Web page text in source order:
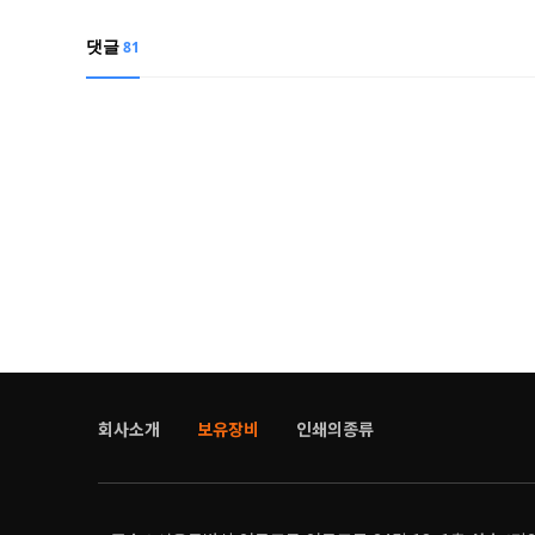
댓글81
회사소개 보유장비 인쇄의종류